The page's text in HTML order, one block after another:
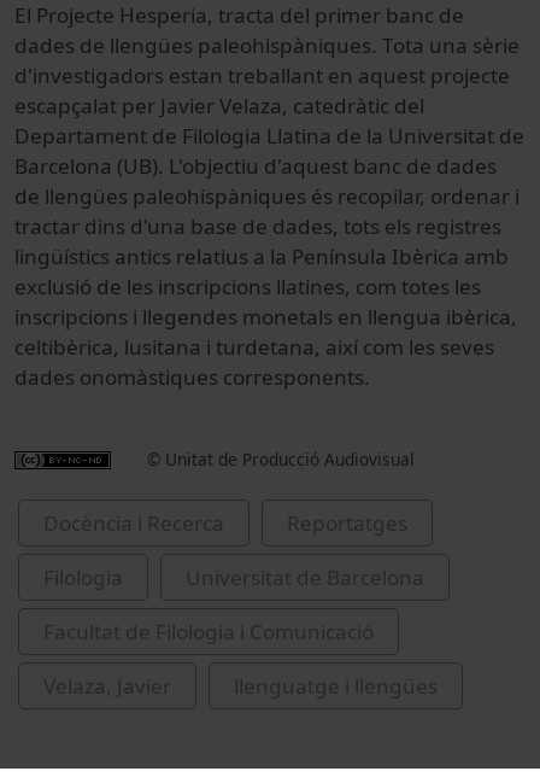
El Projecte Hesperia, tracta del primer banc de
dades de llengües paleohispàniques. Tota una sèrie
d'investigadors estan treballant en aquest projecte
escapçalat per Javier Velaza, catedràtic del
Departament de Filologia Llatina de la Universitat de
Barcelona (UB). L'objectiu d'aquest banc de dades
de llengües paleohispàniques és recopilar, ordenar i
tractar dins d'una base de dades, tots els registres
lingüístics antics relatius a la Península Ibèrica amb
exclusió de les inscripcions llatines, com totes les
inscripcions i llegendes monetals en llengua ibèrica,
celtibèrica, lusitana i turdetana, així com les seves
dades onomàstiques corresponents.
© Unitat de Producció Audiovisual
Docència i Recerca
Reportatges
Filologia
Universitat de Barcelona
Facultat de Filologia i Comunicació
Velaza, Javier
llenguatge i llengües